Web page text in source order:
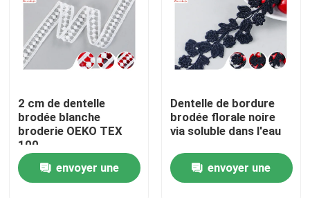
Maison
2 cm de dentelle
brodée blanche
broderie OEKO TEX
100
envoyer une
Dentelle de bordure
brodée florale noire
via soluble dans l'eau
envoyer une